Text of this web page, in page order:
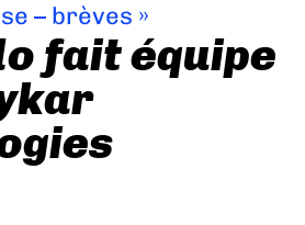
– brèves »
fait équipe